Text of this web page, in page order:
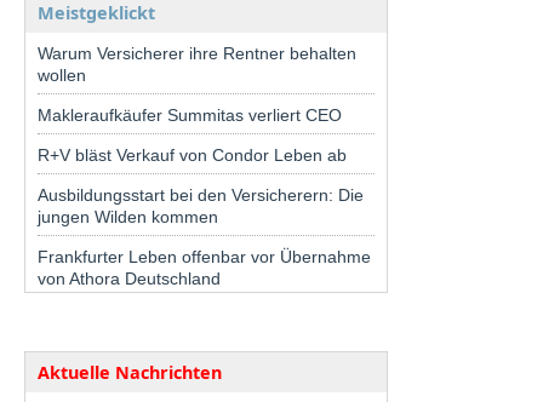
Meistgeklickt
Warum Versicherer ihre Rentner behalten
wollen
Makleraufkäufer Summitas verliert CEO
R+V bläst Verkauf von Condor Leben ab
Ausbildungsstart bei den Versicherern: Die
jungen Wilden kommen
Frankfurter Leben offenbar vor Übernahme
von Athora Deutschland
Aktuelle Nachrichten